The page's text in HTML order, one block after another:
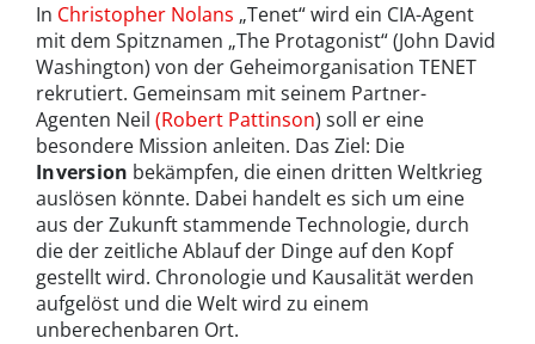
In Christopher Nolans „Tenet“ wird ein CIA-Agent
mit dem Spitznamen „The Protagonist“ (John David
Washington) von der Geheimorganisation TENET
rekrutiert. Gemeinsam mit seinem Partner-
Agenten Neil (Robert Pattinson) soll er eine
besondere Mission anleiten. Das Ziel: Die
Inversion bekämpfen, die einen dritten Weltkrieg
auslösen könnte. Dabei handelt es sich um eine
aus der Zukunft stammende Technologie, durch
die der zeitliche Ablauf der Dinge auf den Kopf
gestellt wird. Chronologie und Kausalität werden
aufgelöst und die Welt wird zu einem
unberechenbaren Ort.